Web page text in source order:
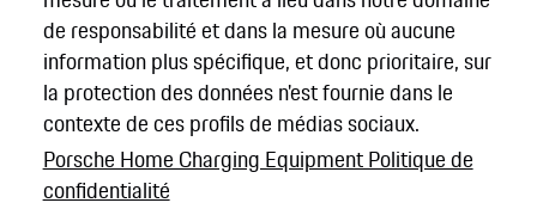
de responsabilité et dans la mesure où aucune
information plus spécifique, et donc prioritaire, sur
la protection des données n'est fournie dans le
contexte de ces profils de médias sociaux.
Porsche Home Charging Equipment Politique de
confidentialité